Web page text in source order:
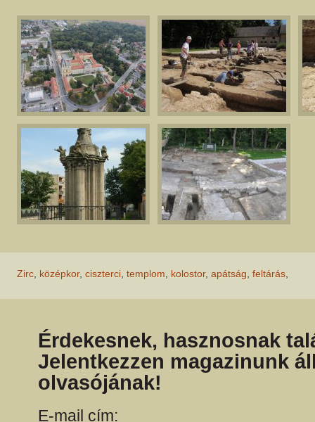
Zirc, középkor, ciszterci, templom, kolostor, apátság, feltárás,
Érdekesnek, hasznosnak
Jelentkezzen magazinunk
olvasójának!
E-mail cím: